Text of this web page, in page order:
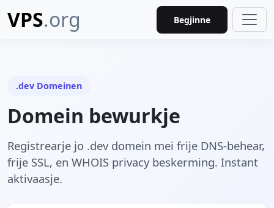
VPS.org Begjinne
.dev Domeinen
Domein bewurkje
Registrearje jo .dev domein mei frije DNS-behear,
frije SSL, en WHOIS privacy beskerming. Instant
aktivaasje.